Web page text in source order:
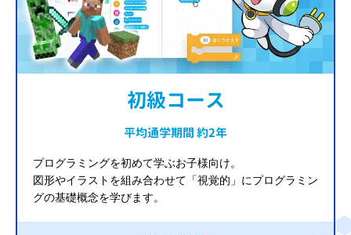
初級コース
平均通学期間 約2年
プログラミングを初めて学ぶお子様向け。
図形やイラストを組み合わせて「視覚的」にプログラミン
グの基礎概念を学びます。